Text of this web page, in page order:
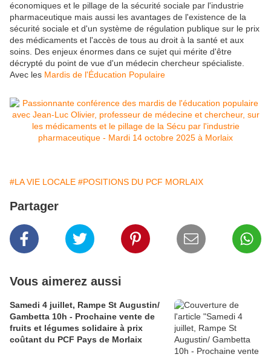
économiques et le pillage de la sécurité sociale par l'industrie
pharmaceutique mais aussi les avantages de l'existence de la
sécurité sociale et d'un système de régulation publique sur le prix
des médicaments et l'accès de tous au droit à la santé et aux
soins. Des enjeux énormes dans ce sujet qui mérite d'être
décrypté du point de vue d'un médecin chercheur spécialiste.
Avec les Mardis de l'Éducation Populaire
#LA VIE LOCALE #POSITIONS DU PCF MORLAIX
Partager
Vous aimerez aussi
Samedi 4 juillet, Rampe St Augustin/
Gambetta 10h - Prochaine vente de
fruits et légumes solidaire à prix
coûtant du PCF Pays de Morlaix